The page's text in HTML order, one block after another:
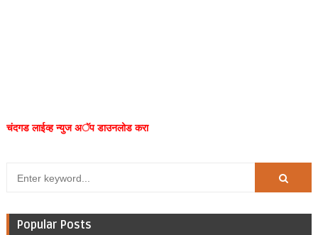
चंदगड लाईव्ह न्युज अॅप डाउनलोड करा
Popular Posts